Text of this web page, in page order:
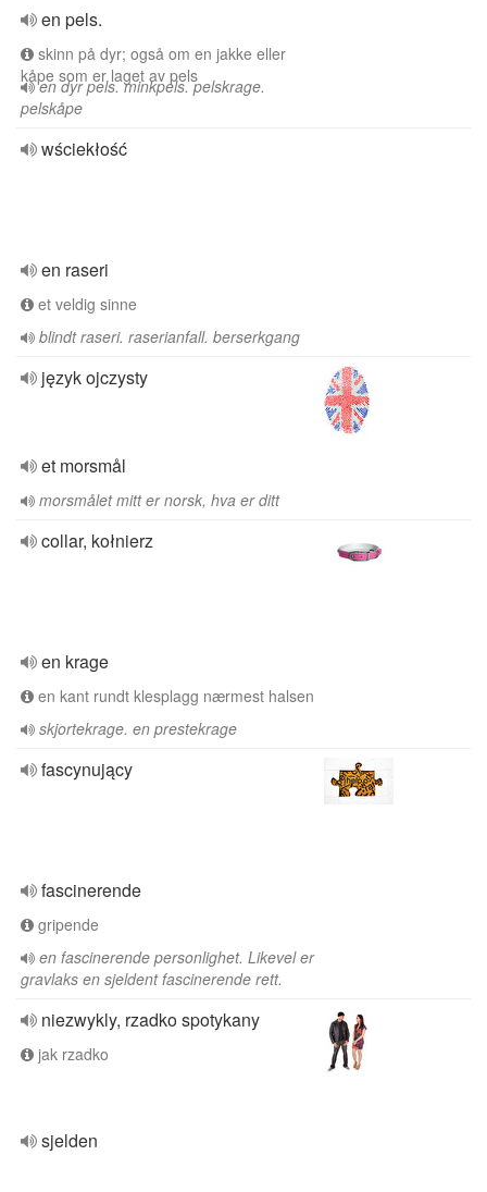
en pels.
skinn på dyr; også om en jakke eller
kåpe som er laget av pels
en dyr pels. minkpels. pelskrage.
pelskåpe
wściekłość
en raseri
et veldig sinne
blindt raseri. raserianfall. berserkgang
język ojczysty
et morsmål
morsmålet mitt er norsk, hva er ditt
collar, kołnierz
en krage
en kant rundt klesplagg nærmest halsen
skjortekrage. en prestekrage
fascynujący
fascinerende
gripende
en fascinerende personlighet. Likevel er
gravlaks en sjeldent fascinerende rett.
niezwykly, rzadko spotykany
jak rzadko
sjelden